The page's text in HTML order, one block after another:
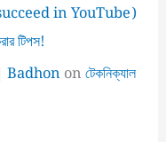
succeed in YouTube)
টিপস!
| Badhon onটেকনিক্যাল